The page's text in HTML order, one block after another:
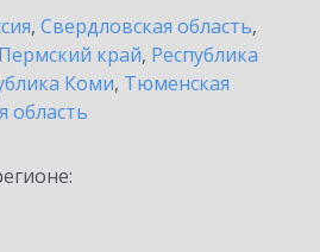
, Свердловская область,
Пермский край, Республика
Коми, Тюменская
область